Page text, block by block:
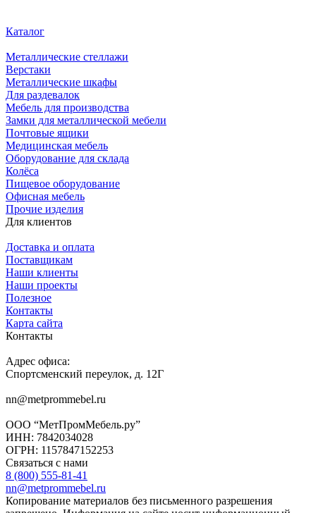
Каталог
Металлические стеллажи
Верстаки
Металлические шкафы
Для раздевалок
Мебель для производства
Замки для металлической мебели
Почтовые ящики
Медицинская мебель
Оборудование для склада
Колёса
Пищевое оборудование
Офисная мебель
Прочие изделия
Для клиентов
Доставка и оплата
Поставщикам
Наши клиенты
Наши проекты
Полезное
Контакты
Карта сайта
Контакты
Адрес офиса:
Спортсменский переулок, д. 12Г
nn@metprommebel.ru
ООО “МетПромМебель.ру”
ИНН: 7842034028
ОГРН: 1157847152253
Связаться с нами
8 (800) 555-81-41
nn@metprommebel.ru
Копирование материалов без письменного разрешения